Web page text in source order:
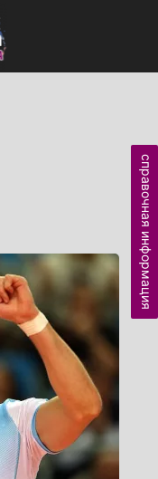
справочная информация